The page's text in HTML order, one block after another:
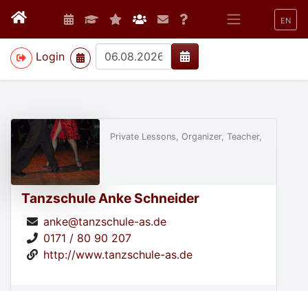
EN
Login
>
Tanzschule Anke Schneider
anke@tanzschule-as.de
0171 / 80 90 207
http://www.tanzschule-as.de
Private Lessons, Organizer, Teacher,